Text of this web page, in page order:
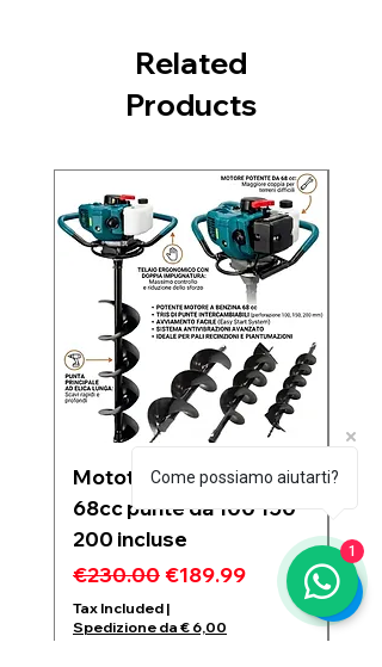
Related
Products
Mototrivella a scoppio
68cc punte da 100 150
200 incluse
Regular Price
€230.00 Sale Price
€189.99
Tax Included |
Spedizione da € 6,00
Come possiamo aiutarti?
1